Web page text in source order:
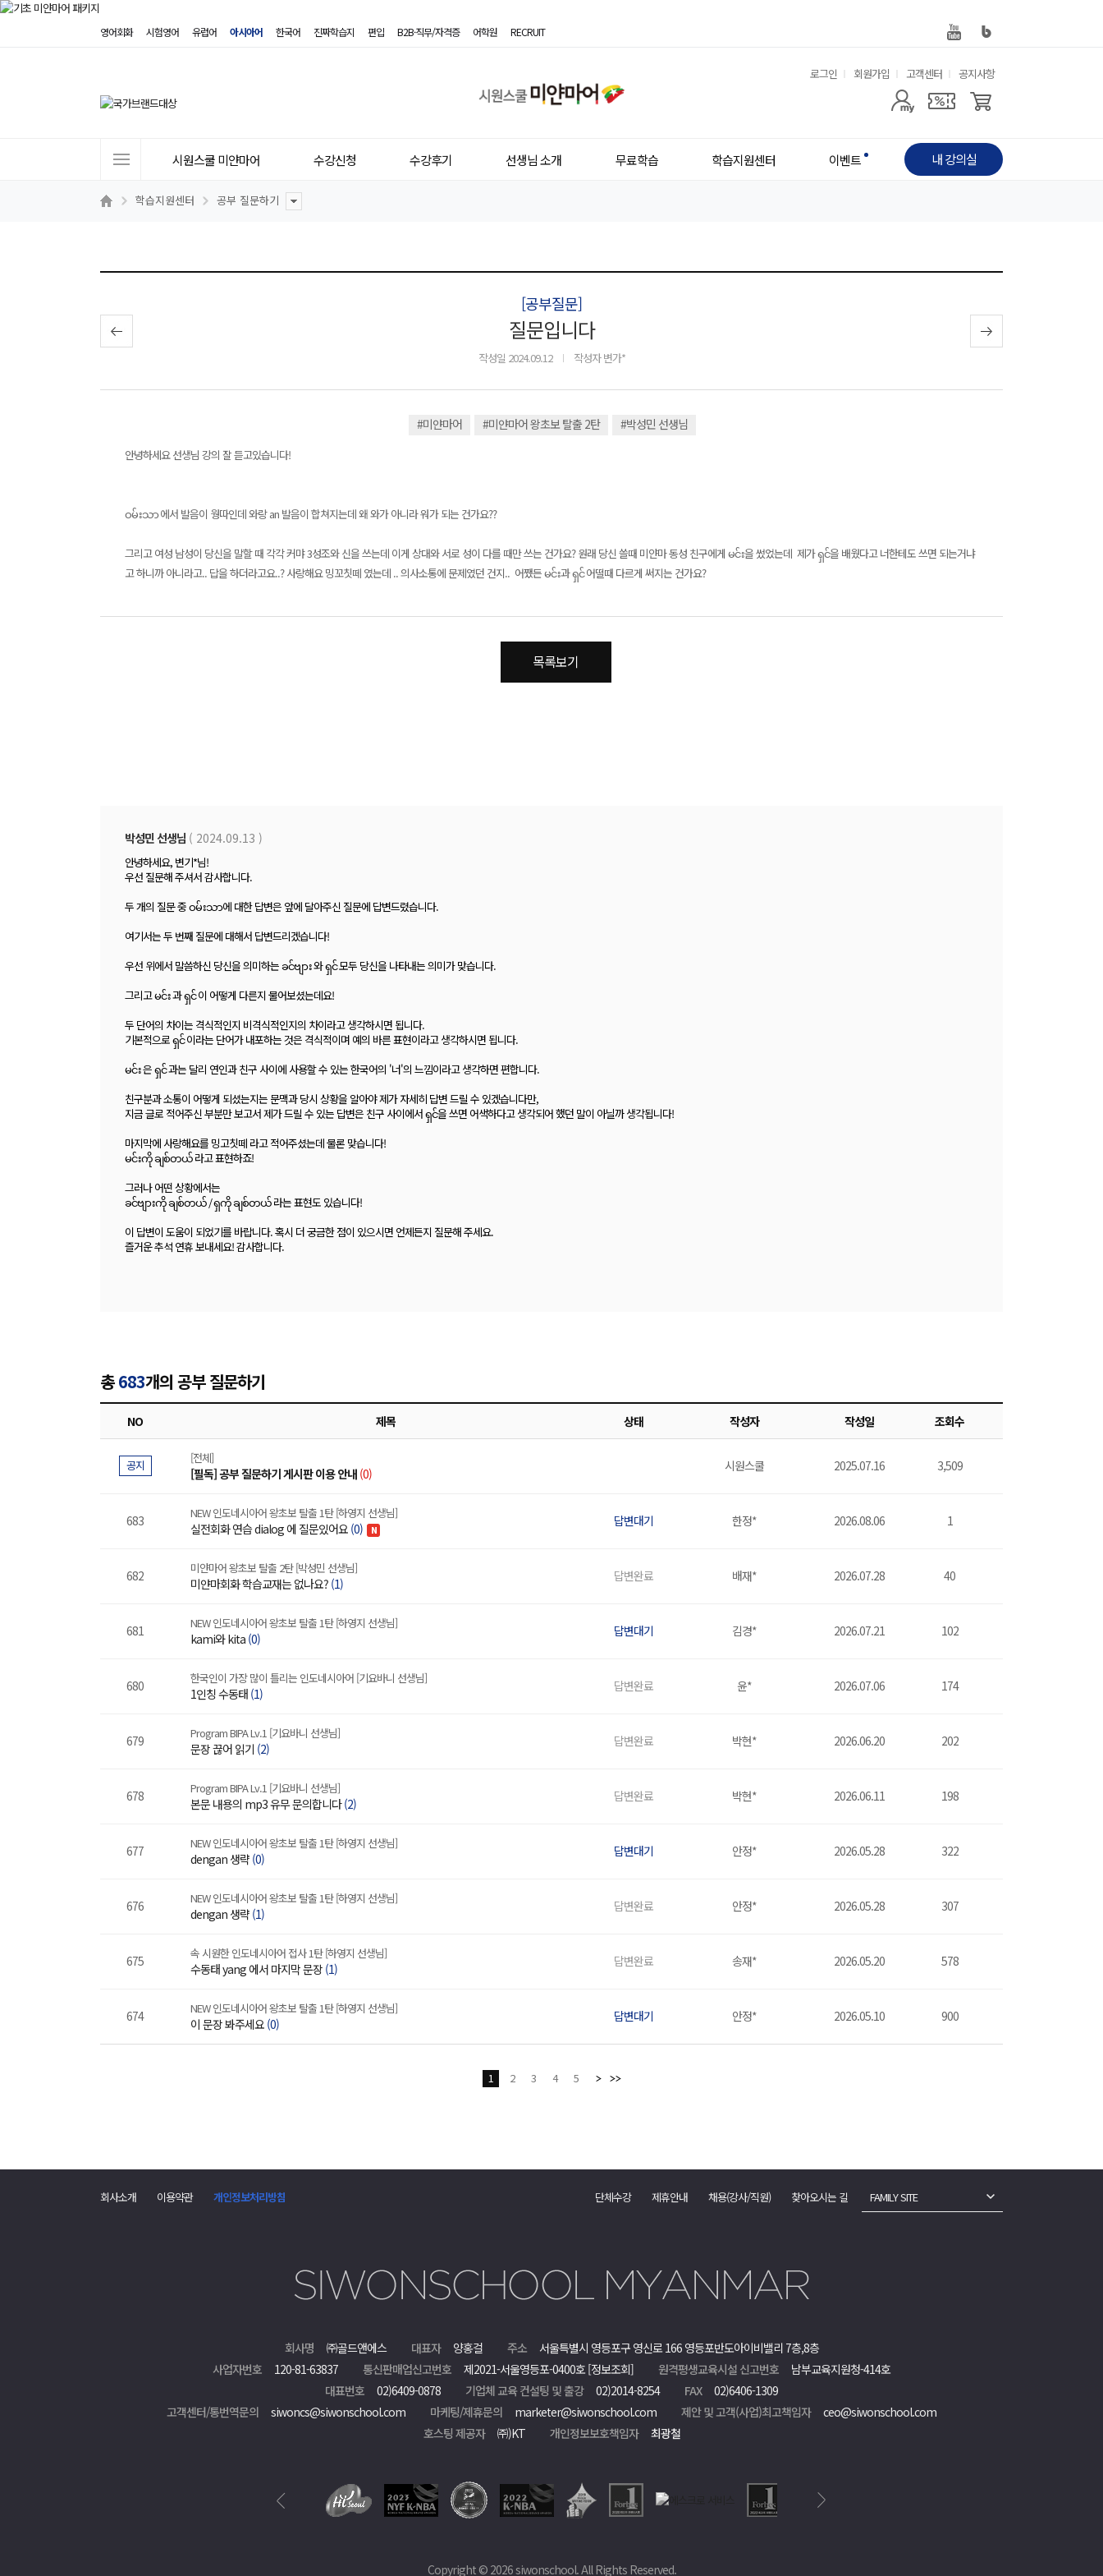
영어회화 시험영어 유럽어 아시아어 한국어 진짜학습지 편입 B2B·직무/자격증 어학원 RECRUIT
스
마
유
로그인 회원가입 고객센터 공지사항
사
트
시원스쿨 미얀마어 수강신청 수강후기 선생님 소개 무료학습 학습지원센터 이벤트 내 강의실
학습지원센터 공부 질문하기
[공부질문]
질문입니다
작성일 2024.09.12 작성자 변가*
#미얀마어 #미얀마어 왕초보 탈출 2탄 #박성민 선생님
안녕하세요 선생님 강의 잘 듣고있습니다!
ဝမ်းသာ 에서 발음이 웡따인데 와랑 an 발음이 합쳐지는데 왜 와가 아니라 워가 되는 건가요??
그리고 여성 남성이 당신을 말할 때 각각 커먀 3성조와 신을 쓰는데 이게 상대와 서로 성이 다를 때만 쓰는 건가요? 원래 당신 쓸때 미얀마 동성 친구에게 မင်း을 썼었는데 제가 ရှင်을 배웠다고 너한테도 쓰면 되는거냐
고 하니까 아니라고.. 답을 하더라고요..? 사랑해요 밍꼬칫떼 였는데 .. 의사소통에 문제였던 건지.. 어쨌든 မင်း과 ရှင် 어떨때 다르게 써지는 건가요?
목록보기
박성민 선생님 ( 2024.09.13 )
안녕하세요, 변기*님!
우선 질문해 주셔서 감사합니다.
두 개의 질문 중 ဝမ်းသာ에 대한 답변은 앞에 달아주신 질문에 답변드렸습니다.
여기서는 두 번째 질문에 대해서 답변드리겠습니다!
우선 위에서 말씀하신 당신을 의미하는 ခင်ဗျား 와 ရှင် 모두 당신을 나타내는 의미가 맞습니다.
그리고 မင်း 과 ရှင် 이 어떻게 다른지 물어보셨는데요!
두 단어의 차이는 격식적인지 비격식적인지의 차이라고 생각하시면 됩니다.
기본적으로 ရှင် 이라는 단어가 내포하는 것은 격식적이며 예의 바른 표현이라고 생각하시면 됩니다.
မင်း 은 ရှင် 과는 달리 연인과 친구 사이에 사용할 수 있는 한국어의 '너'의 느낌이라고 생각하면 편합니다.
친구분과 소통이 어떻게 되셨는지는 문맥과 당시 상황을 알아야 제가 자세히 답변 드릴 수 있겠습니다만,
지금 글로 적어주신 부분만 보고서 제가 드릴 수 있는 답변은 친구 사이에서 ရှင်을 쓰면 어색하다고 생각되어 했던 말이 아닐까 생각됩니다!
마지막에 사랑해요를 밍고칫떼 라고 적어주셨는데 물론 맞습니다!
မင်းကို ချစ်တယ် 라고 표현하죠!
그러나 어떤 상황에서는
ခင်ဗျားကို ချစ်တယ် / ရှကို ချစ်တယ် 라는 표현도 있습니다!
이 답변이 도움이 되었기를 바랍니다. 혹시 더 궁금한 점이 있으시면 언제든지 질문해 주세요.
즐거운 추석 연휴 보내세요! 감사합니다.
총683개의 공부 질문하기
NO 제목 상태 작성자 작성일 조회수
공지 [전체]
[필독] 공부 질문하기 게시판 이용 안내 (0) 시원스쿨 2025.07.16 3,509
683 NEW 인도네시아어 왕초보 탈출 1탄 [하영지 선생님]
실전회화 연습 dialog 에 질문있어요 (0) N
답변대기 한정* 2026.08.06 1
682 미얀마어 왕초보 탈출 2탄 [박성민 선생님]
미얀마회화 학습교재는 없나요? (1) 답변완료 배재* 2026.07.28 40
681 NEW 인도네시아어 왕초보 탈출 1탄 [하영지 선생님]
kami와 kita (0) 답변대기 김경* 2026.07.21 102
680 한국인이 가장 많이 틀리는 인도네시아어 [기요바니 선생님]
1인칭 수동태 (1) 답변완료 윤* 2026.07.06 174
679 Program BIPA Lv.1 [기요바니 선생님]
문장 끊어 읽기 (2) 답변완료 박현* 2026.06.20 202
678 Program BIPA Lv.1 [기요바니 선생님]
본문 내용의 mp3 유무 문의합니다(2) 답변완료 박현* 2026.06.11 198
677 NEW 인도네시아어 왕초보 탈출 1탄 [하영지 선생님]
dengan 생략 (0) 답변대기 안정* 2026.05.28 322
676 NEW 인도네시아어 왕초보 탈출 1탄 [하영지 선생님]
dengan 생략 (1) 답변완료 안정* 2026.05.28 307
675 속 시원한 인도네시아어 접사 1탄 [하영지 선생님]
수동태 yang 에서 마지막 문장 (1) 답변완료 송재* 2026.05.20 578
674 NEW 인도네시아어 왕초보 탈출 1탄 [하영지 선생님]
이 문장 봐주세요 (0) 답변대기 안정* 2026.05.10 900
1 2 3 4 5
회사소개 이용약관 개인정보처리방침 단체수강 제휴안내 채용(강사/직원) 찾아오시는 길 FAMILY SITE
회사명 ㈜골드앤에스 대표자 양홍걸 주소
서울특별시 영등포구 영신로 166 영등포반도아이비밸리 7층,8층
사업자번호
120-81-63837 통신판매업신고번호 제2021-서울영등포-0400호 [정보조회] 원격평생교육시설 신고번호
남부교육지원청-414호
대표번호
02)6409-0878 기업체 교육 컨설팅 및 출강 02)2014-8254 FAX
02)6406-1309
고객센터/통번역문의
siwoncs@siwonschool.com 마케팅/제휴문의 marketer@siwonschool.com 제안 및 고객(사업)최고책임자
ceo@siwonschool.com
호스팅 제공자
㈜)KT 개인정보보호책임자 최광철
Copyright © 2026 siwonschool. All Rights Reserved.